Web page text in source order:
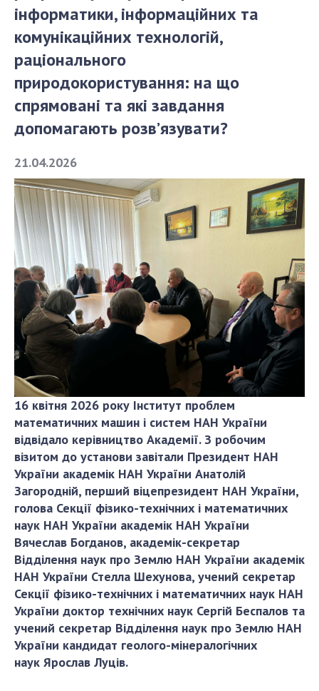
СТРУКТУРА
Президія НАН України
Апарат Президії
Секція фізико-технічних і математичних
наук
Секція хімічних і біологічних наук
Секція суспільних і гуманітарних наук
Установи при Президії
Ради, комітети та комісії
Наукові центри МОН та НАН України
Громадські організації
ДІЯЛЬНІСТЬ
Засідання Президії НАН України
Сесії Загальних зборів НАН України
Річні звіти НАН України
Річні фінансові звіти НАН України
Наукові публікації та видавнича діяльність
Охорона прав інтелектуальної власності та
трансфер технологій в наукових установах
Наукові об'єкти, що становлять національне
надбання
Центри колективного користування
науковими приладами НАН України
Оцінювання ефективності діяльності
наукових установ
Конкурси наукових досліджень НАН України
Відкрита наука в НАН України
Підготовка наукових кадрів
інформатики, інформаційних та
комунікаційних технологій,
раціонального
природокористування: на що
спрямовані та які завдання
допомагають розв’язувати?
21.04.2026
16 квітня 2026 року Інститут проблем
математичних машин і систем НАН України
відвідало керівництво Академії. З робочим
візитом до установи завітали Президент НАН
України академік НАН України Анатолій
Загородній, перший віцепрезидент НАН України,
голова Секції фізико-технічних і математичних
наук НАН України академік НАН України
Вячеслав Богданов, академік-секретар
Відділення наук про Землю НАН України академік
НАН України Стелла Шехунова, учений секретар
Секції фізико-технічних і математичних наук НАН
України доктор технічних наук Сергій Беспалов та
учений секретар Відділення наук про Землю НАН
України кандидат геолого-мінералогічних
наук Ярослав Луців.